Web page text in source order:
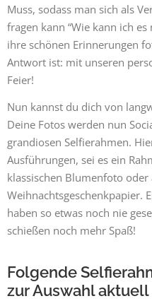
Muss, sodass man sich als
fragen kann “Wie kann ich
ihre schönen Erinnerungen
Antwort ist: mit unseren
Feier!
Nun kannst du dich von
Deine Fotos werden nun
grandiosen Selfierahmen.
Ausführungen, sei es ein
klassischen Blumenfoto oder
Weihnachtsgeschenkpapier.
haben so etwas noch nie
schießen noch mehr Spaß!
Folgende
zur Auswahl aktuell